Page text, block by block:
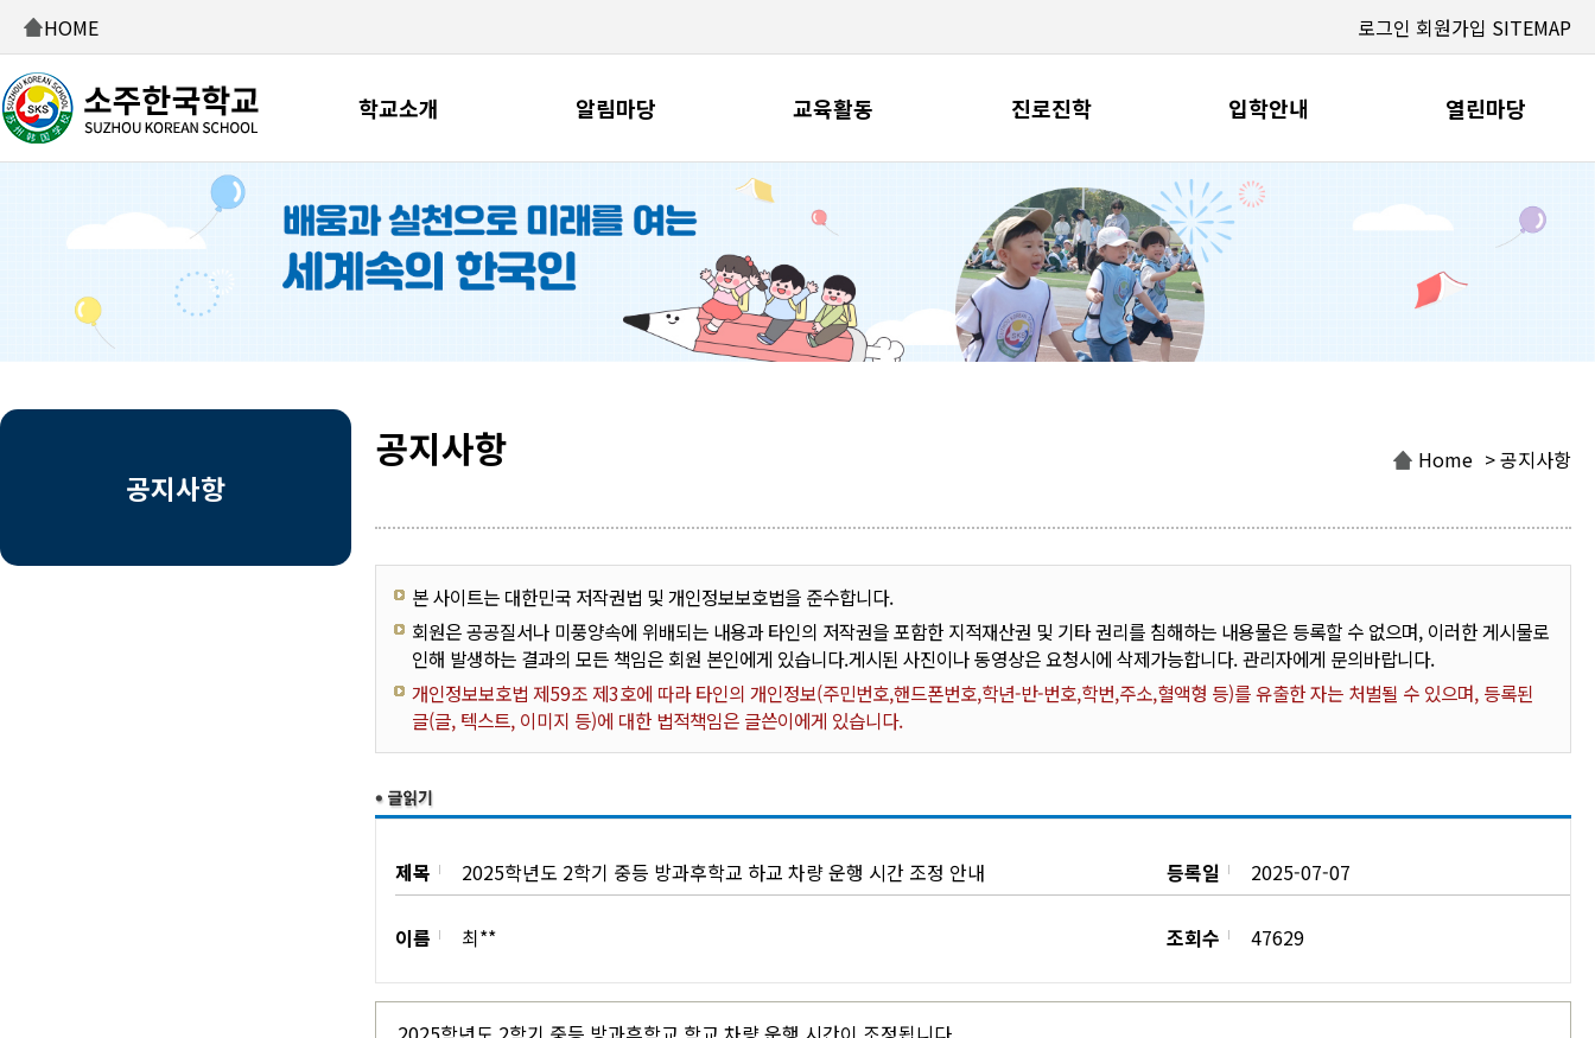
HOME 로그인 회원가입 SITEMAP
학교소개 알림마당 교육활동 진로진학 입학안내 열린마당
공지사항
공지사항 Home > 공지사항
본 사이트는 대한민국 저작권법 및 개인정보보호법을 준수합니다.
회원은 공공질서나 미풍양속에 위배되는 내용과 타인의 저작권을 포함한 지적재산권 및 기타 권리를 침해하는 내용물은 등록할 수 없으며, 이러한 게시물로
인해 발생하는 결과의 모든 책임은 회원 본인에게 있습니다.게시된 사진이나 동영상은 요청시에 삭제가능합니다. 관리자에게 문의바랍니다.
개인정보보호법 제59조 제3호에 따라 타인의 개인정보(주민번호,핸드폰번호,학년-반-번호,학번,주소,혈액형 등)를 유출한 자는 처벌될 수 있으며, 등록된
글(글, 텍스트, 이미지 등)에 대한 법적책임은 글쓴이에게 있습니다.
제목 2025학년도 2학기 중등 방과후학교 하교 차량 운행 시간 조정 안내 등록일 2025-07-07
이름 최** 조회수 47629